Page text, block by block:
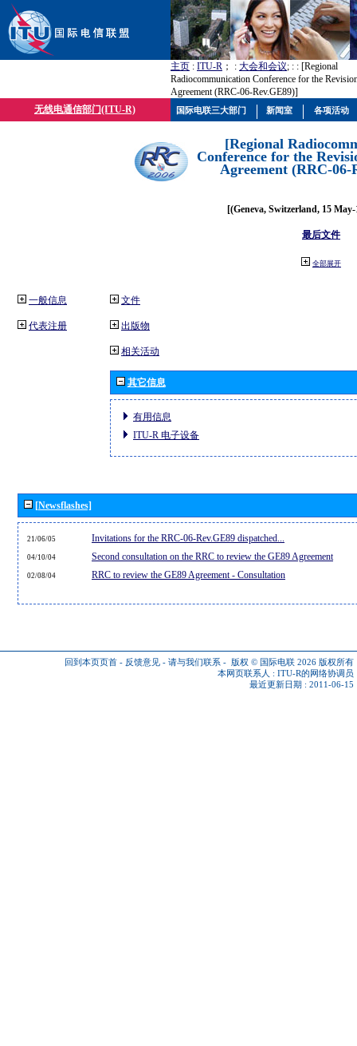
主页 : ITU-R ； : 大会和会议; : : [Regional
Radiocommunication Conference for the
Agreement (RRC-06-Rev.GE89)]
无线电通信部门(ITU-R)
[Regional
Conference for the
Agreement (RRC-06-
[(Geneva, Switzerland, 15
最后文件
全部展开
一般信息
代表注册
文件
出版物
相关活动
其它信息
有用信息
ITU-R 电子设备
[Newsflashes]
21/06/05 Invitations for the RRC-06-Rev.GE89 dispatched...
04/10/04 Second consultation on the RRC to review the GE89 Agreement
02/08/04 RRC to review the GE89 Agreement - Consultation
回到本页页首 - 反馈意见 - 请与我们联系 - 版权 © 国际电联 2026 版权所有
本网页联系人 : ITU-R的网络协调员
最近更新日期 : 2011-06-15
国际电联三大部门 新闻室 各项活动